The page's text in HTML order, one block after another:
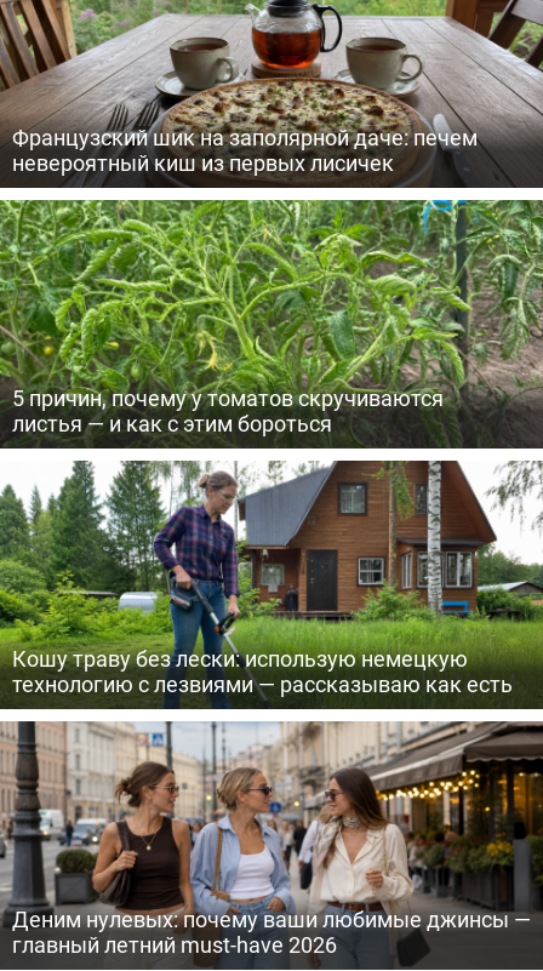
Французский шик на заполярной даче: печем
невероятный киш из первых лисичек
5 причин, почему у томатов скручиваются
листья — и как с этим бороться
Кошу траву без лески: использую немецкую
технологию с лезвиями — рассказываю как есть
Деним нулевых: почему ваши любимые джинсы —
главный летний must-have 2026